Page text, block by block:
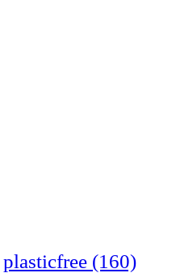
plasticfree (160)